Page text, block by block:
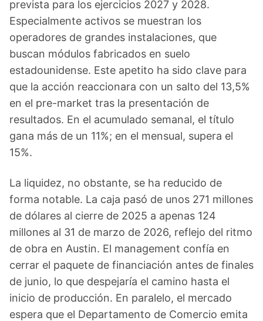
prevista para los ejercicios 2027 y 2028.
Especialmente activos se muestran los
operadores de grandes instalaciones, que
buscan módulos fabricados en suelo
estadounidense. Este apetito ha sido clave para
que la acción reaccionara con un salto del 13,5%
en el pre-market tras la presentación de
resultados. En el acumulado semanal, el título
gana más de un 11%; en el mensual, supera el
15%.
La liquidez, no obstante, se ha reducido de
forma notable. La caja pasó de unos 271 millones
de dólares al cierre de 2025 a apenas 124
millones al 31 de marzo de 2026, reflejo del ritmo
de obra en Austin. El management confía en
cerrar el paquete de financiación antes de finales
de junio, lo que despejaría el camino hasta el
inicio de producción. En paralelo, el mercado
espera que el Departamento de Comercio emita